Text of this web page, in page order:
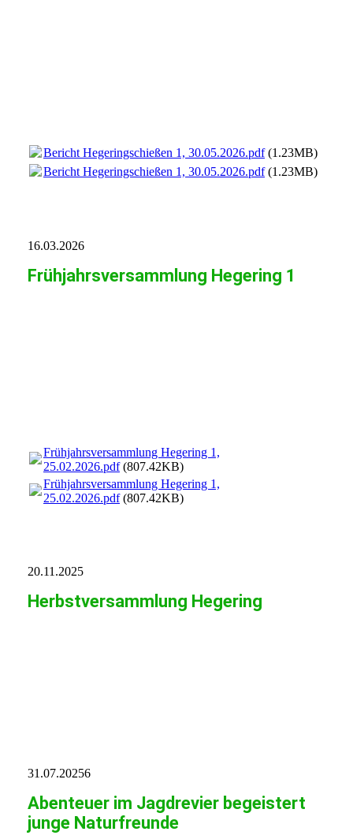
Bericht Hegeringschießen 1, 30.05.2026.pdf(1.23MB)
Bericht Hegeringschießen 1, 30.05.2026.pdf(1.23MB)
16.03.2026
Frühjahrsversammlung Hegering 1
Frühjahrsversammlung Hegering 1,
25.02.2026.pdf(807.42KB)
Frühjahrsversammlung Hegering 1,
25.02.2026.pdf(807.42KB)
20.11.2025
Herbstversammlung Hegering
31.07.20256
Abenteuer im Jagdrevier begeistert
junge Naturfreunde